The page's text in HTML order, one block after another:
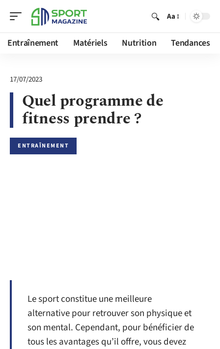
Aa
Entraînement Matériels Nutrition Tendances
17/07/2023
Quel programme de
fitness prendre ?
ENTRAÎNEMENT
Le sport constitue une meilleure
alternative pour retrouver son physique et
son mental. Cependant, pour bénéficier de
tous les avantages qu’il offre, vous devez